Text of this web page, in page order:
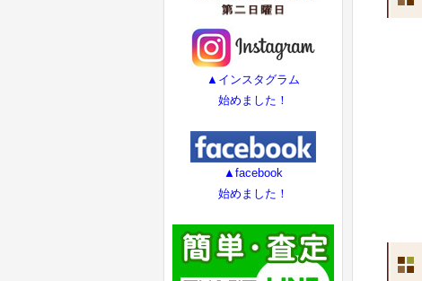
▲インスタグラム
始めました！
▲facebook
始めました！